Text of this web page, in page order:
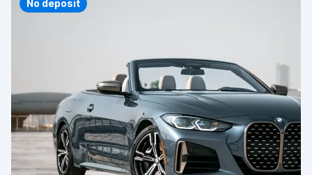
Priority
No deposit